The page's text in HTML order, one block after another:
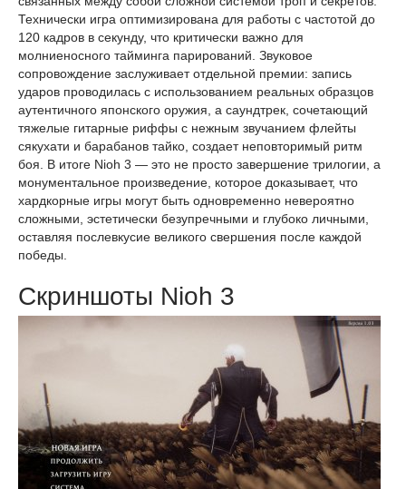
Технически игра оптимизирована для работы с частотой до
120 кадров в секунду, что критически важно для
молниеносного тайминга парирований. Звуковое
сопровождение заслуживает отдельной премии: запись
ударов проводилась с использованием реальных образцов
аутентичного японского оружия, а саундтрек, сочетающий
тяжелые гитарные риффы с нежным звучанием флейты
сякухати и барабанов тайко, создает неповторимый ритм
боя. В итоге Nioh 3 — это не просто завершение трилогии, а
монументальное произведение, которое доказывает, что
хардкорные игры могут быть одновременно невероятно
сложными, эстетически безупречными и глубоко личными,
оставляя послевкусие великого свершения после каждой
победы.
Скриншоты Nioh 3